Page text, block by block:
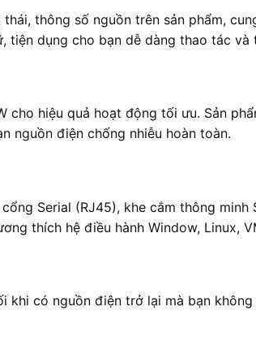
thông số nguồn trên sản phẩm,
dụng cho bạn dễ dàng thao tác
hiệu quả hoạt động tối ưu. Sản
nguồn điện chống nhiễu hoàn toàn.
Serial (RJ45), khe cắm thông
thích hệ điều hành Window, Linux,
có nguồn điện trở lại mà bạn